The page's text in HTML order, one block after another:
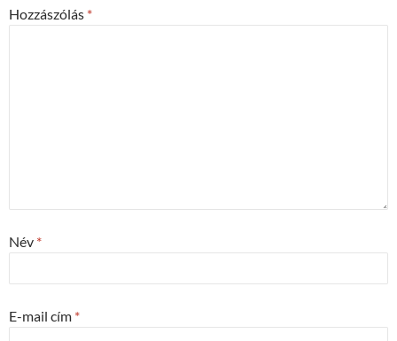
Hozzászólás *
Név *
E-mail cím *